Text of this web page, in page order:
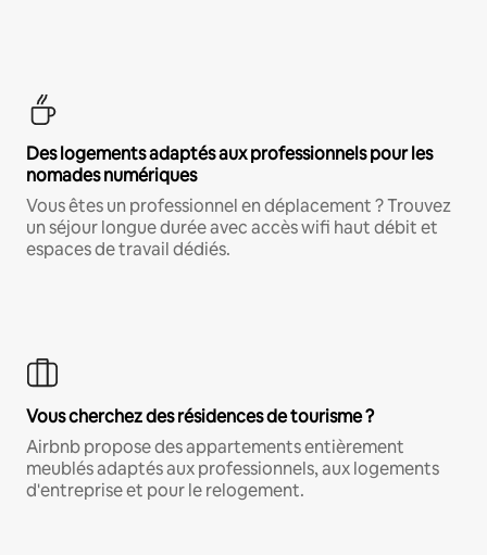
Des logements adaptés aux professionnels pour les
nomades numériques
Vous êtes un professionnel en déplacement ? Trouvez
un séjour longue durée avec accès wifi haut débit et
espaces de travail dédiés.
Vous cherchez des résidences de tourisme ?
Airbnb propose des appartements entièrement
meublés adaptés aux professionnels, aux logements
d'entreprise et pour le relogement.